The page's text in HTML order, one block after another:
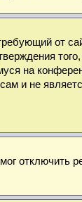
от
на
и не
отключить